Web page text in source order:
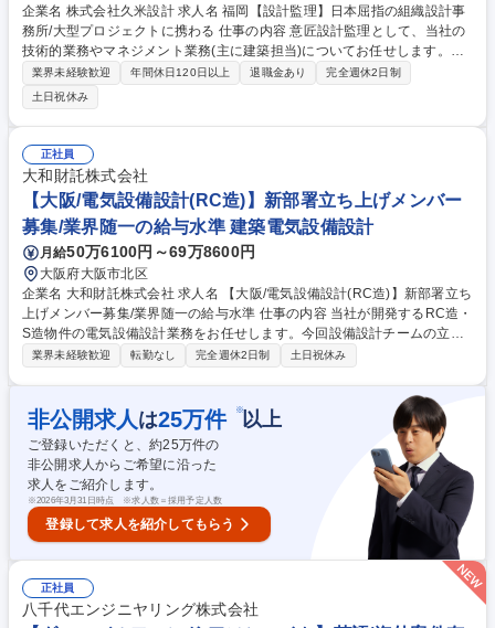
企業名 株式会社久米設計 求人名 福岡【設計監理】日本屈指の組織設計事
務所/大型プロジェクトに携わる 仕事の内容 意匠設計監理として、当社の
技術的業務やマネジメント業務(主に建築担当)についてお任せします。
【技術的業務】■施工図、施工計画書のチェック ■現場における配筋検
査、各設置機器検査、仕上げ状況検査等 ■工場及び工事現場における、鉄
骨、各機器等の性能等確認検査 【マネジメント業務】■現場における定例
会議のマネジメント ■施工者による工程管理の妥当性確認 ■設計変更管理
及びそれに伴うコスト管理 募集職種 福岡【設計監理】日本屈指の組織設
計事務所/大型プロジェクトに携わる
業界未経験歓迎 年間休日120日以上 退職金あり
完全週休2日制
土日祝休み
正社員
大和財託株式会社
【大阪/電気設備設計(RC造)】新部署立ち上げメンバー
募集/業界随一の給与水準 建築電気設備設計
月給50万6100円～69万8600円
大阪府大阪市北区
企業名 大和財託株式会社 求人名 【大阪/電気設備設計(RC造)】新部署立ち
上げメンバー募集/業界随一の給与水準 仕事の内容 当社が開発するRC造・
S造物件の電気設備設計業務をお任せします。今回設備設計チームの立上
げ募集となっており、部署のコアメンバーとして更なるキャリアアップ、
計■基本設計・実施設計■C電気設備図の作図■照明・配線・弱電設備の計
画・設計■各種法規の確認・反映■電力会社・各インフラ会社との協議・申
請■設計事務所や協力会社の作成図面チェック・修正指示■意匠設計・構造
設計・施工部門との調整■コストバランス踏まえた設備仕様検討・提案■現
場からの質疑・設計変更対応・トラブル対応■省エネ対応（BELS／ZEB
等）や各種認証・計算 募集職種 【大阪/電気設備設計(RC造)】新部署立ち
上げメンバー募集/業界随一の給与水準
業界未経験歓迎 転勤なし 完全週休2日制 土日祝休み
非公開求人 は25万件 ※以上
ご登録いただくと、約25万件の
非公開求人からご希望に沿った
求人をご紹介します。
※2026年3月31日時点 ※求人数＝採用予定人数
登録して求人を紹介してもらう
正社員
八千代エンジニヤリング株式会社